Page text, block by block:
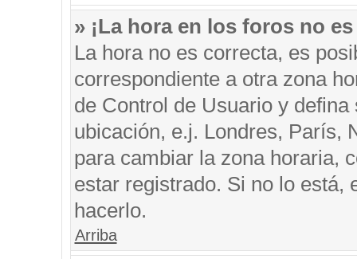
» ¡La hora en los foros no
La hora no es correcta, es
correspondiente a otra zona
de Control de Usuario y
ubicación, e.j. Londres, París,
para cambiar la zona horaria,
estar registrado. Si no lo está,
hacerlo.
Arriba